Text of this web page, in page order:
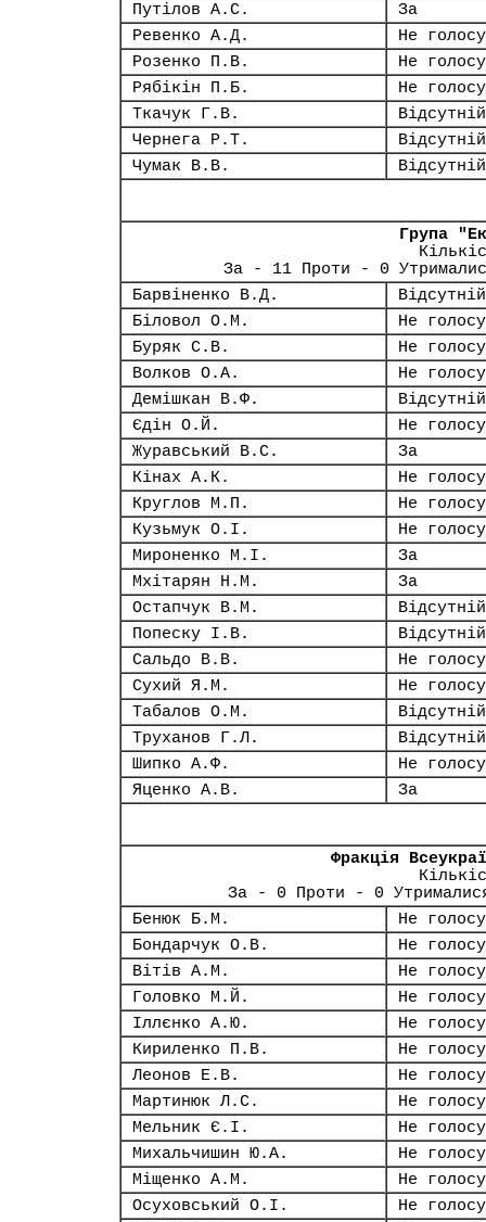
Путілов А.С.
За
Ревенко А.Д.
Не
Розенко П.В.
Не
Рябікін П.Б.
Не
Ткачук Г.В.
Відсутній
Чернега Р.Т.
Відсутній
Чумак В.В.
Відсутній
Група
За - 11 Проти - 0
Барвіненко В.Д.
Відсутній
Біловол О.М.
Не
Буряк С.В.
Не
Волков О.А.
Не
Демішкан В.Ф.
Відсутній
Єдін О.Й.
Не
Журавський В.С.
За
Кінах А.К.
Не
Круглов М.П.
Не
Кузьмук О.І.
Не
Мироненко М.І.
За
Мхітарян Н.М.
За
Остапчук В.М.
Відсутній
Попеску І.В.
Відсутній
Сальдо В.В.
Не
Сухий Я.М.
Не
Табалов О.М.
Відсутній
Труханов Г.Л.
Відсутній
Шипко А.Ф.
Не
Яценко А.В.
За
Фракція
За - 0 Проти - 0
Бенюк Б.М.
Не
Бондарчук О.В.
Не
Вітів А.М.
Не
Головко М.Й.
Не
Іллєнко А.Ю.
Не
Кириленко П.В.
Не
Леонов Е.В.
Не
Мартинюк Л.С.
Не
Мельник Є.І.
Не
Михальчишин Ю.А.
Не
Міщенко А.М.
Не
Осуховський О.І.
Не